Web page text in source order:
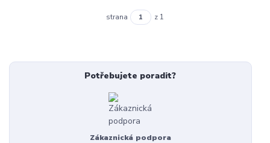
strana z 1
Potřebujete poradit?
Zákaznická podpora